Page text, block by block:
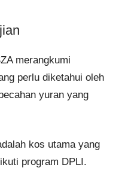
merangkumi
perlu diketahui oleh
yuran yang
kos utama yang
program DPLI.